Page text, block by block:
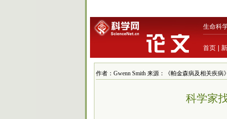
生命科
首页
作者：Gwenn Smith 来源：《帕金森病及相关疾病
科学家